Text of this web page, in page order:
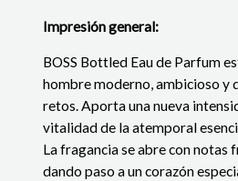
Impresión general:
BOSS Bottled Eau de Parfum
hombre moderno, ambicioso y
retos. Aporta una nueva
vitalidad de la atemporal
La fragancia se abre con notas
dando paso a un corazón